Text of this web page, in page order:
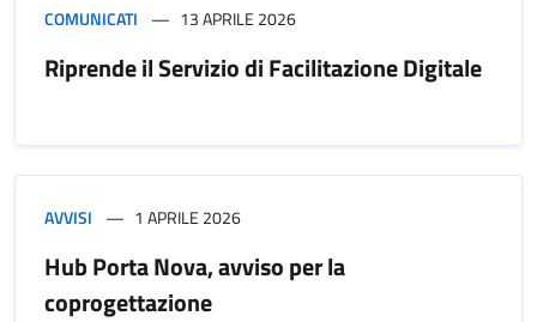
COMUNICATI 13 APRILE 2026
Riprende il Servizio di Facilitazione Digitale
AVVISI 1 APRILE 2026
Hub Porta Nova, avviso per la
coprogettazione